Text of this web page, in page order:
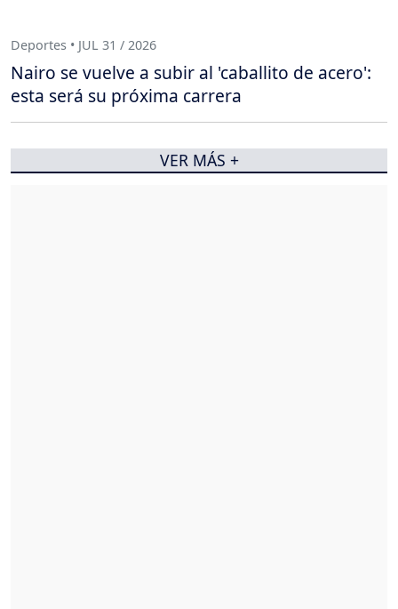
Deportes • JUL 31 / 2026
Nairo se vuelve a subir al 'caballito de acero':
esta será su próxima carrera
VER MÁS +